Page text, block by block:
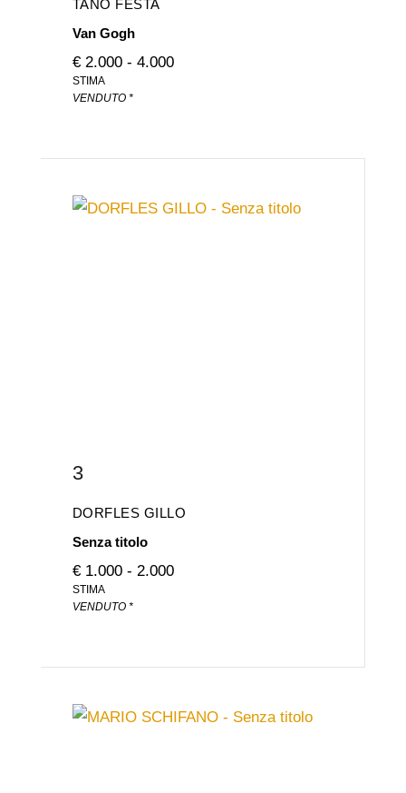
TANO FESTA
Van Gogh
€ 2.000 - 4.000
STIMA
VENDUTO *
3
DORFLES GILLO
Senza titolo
€ 1.000 - 2.000
STIMA
VENDUTO *